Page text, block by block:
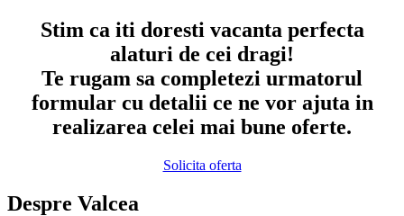
Stim ca iti doresti vacanta perfecta
alaturi de cei dragi!
Te rugam sa completezi urmatorul
formular cu detalii ce ne vor ajuta in
realizarea celei mai bune oferte.
Solicita oferta
Despre Valcea